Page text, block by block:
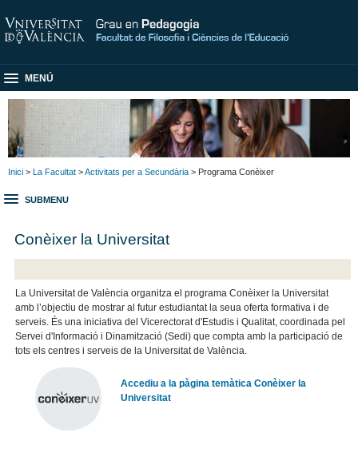
MENÚ
Inici > La Facultat >Activitats per a Secundària > Programa Conèixer
SUBMENU
Conèixer la Universitat
La Universitat de València organitza el programa Conèixer la Universitat
amb l’objectiu de mostrar al futur estudiantat la seua oferta formativa i de
serveis. És una iniciativa del Vicerectorat d'Estudis i Qualitat, coordinada pel
Servei d'Informació i Dinamització (Sedi) que compta amb la participació de
tots els centres i serveis de la Universitat de València.
Accediu a la pàgina temàtica Conèixer la
Universitat